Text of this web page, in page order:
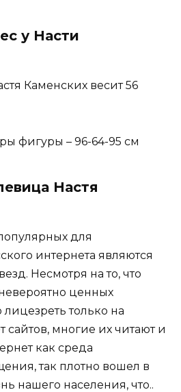
у Насти
Каменских весит 56
фигуры – 96-64-95 см
Настя
для
интернета являются
Несмотря на то, что
ценных
только на
сайтов, многие их читают и
как среда
так плотно вошел в
нашего населения, что..